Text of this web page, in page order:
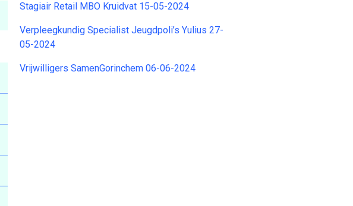
Stagiair Retail MBO Kruidvat 15-05-2024
Verpleegkundig Specialist Jeugdpoli’s Yulius 27-
05-2024
Vrijwilligers SamenGorinchem 06-06-2024